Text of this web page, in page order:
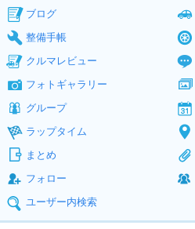
ブログ
整備手帳
クルマレビュー
フォトギャラリー
グループ
ラップタイム
まとめ
フォロー
ユーザー内検索